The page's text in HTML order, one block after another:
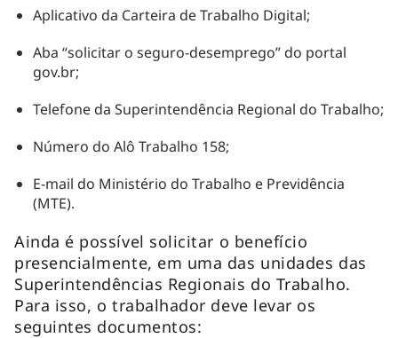
Aplicativo da Carteira de Trabalho Digital;
Aba “solicitar o seguro-desemprego” do portal
gov.br;
Telefone da Superintendência Regional do Trabalho;
Número do Alô Trabalho 158;
E-mail do Ministério do Trabalho e Previdência
(MTE).
Ainda é possível solicitar o benefício
presencialmente, em uma das unidades das
Superintendências Regionais do Trabalho.
Para isso, o trabalhador deve levar os
seguintes documentos: